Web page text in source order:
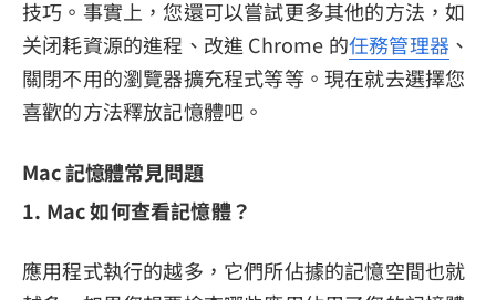
技巧。事實上，您還可以嘗試更多其他的方法，如
关闭耗資源的進程、改進 Chrome 的任務管理器 、
關閉不用的瀏覽器擴充程式等等。現在就去選擇您
喜歡的方法釋放記憶體吧。
Mac 記憶體常見問題
1. Mac 如何查看記憶體？
應用程式執行的越多，它們所佔據的記憶空間也就